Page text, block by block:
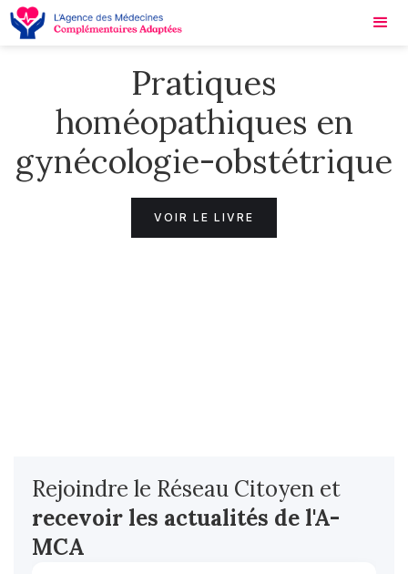
Pratiques
homéopathiques en
gynécologie-obstétrique
VOIR LE LIVRE
Rejoindre le Réseau Citoyen et
recevoir les actualités de l'A-
MCA